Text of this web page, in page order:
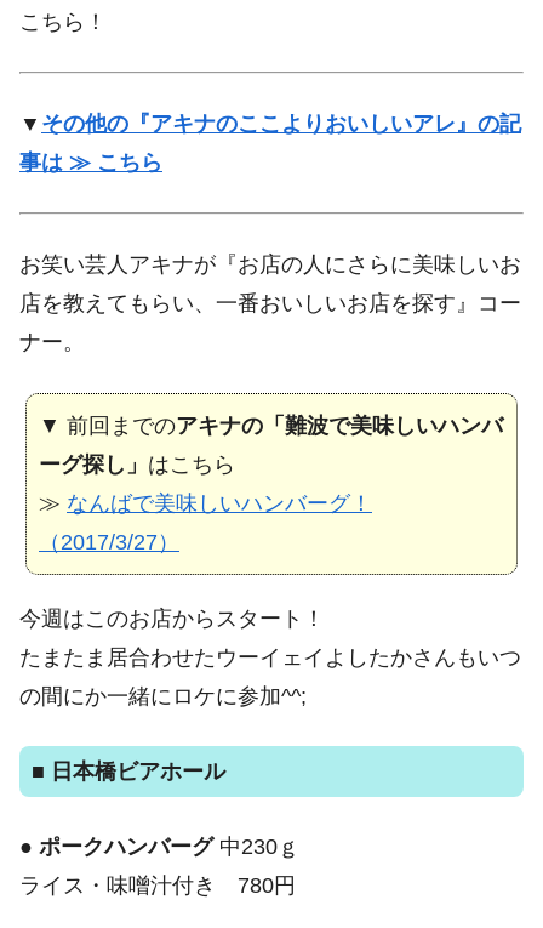
こちら！
▼ その他の『アキナのここよりおいしいアレ』の記
事は ≫ こちら
お笑い芸人アキナが『お店の人にさらに美味しいお
店を教えてもらい、一番おいしいお店を探す』コー
ナー。
▼ 前回までのアキナの「難波で美味しいハンバ
ーグ探し」 はこちら
≫ なんばで美味しいハンバーグ！
（2017/3/27）
今週はこのお店からスタート！
たまたま居合わせたウーイェイよしたかさんもいつ
の間にか一緒にロケに参加^^;
■ 日本橋ビアホール
● ポークハンバーグ中230ｇ
ライス・味噌汁付き 780円